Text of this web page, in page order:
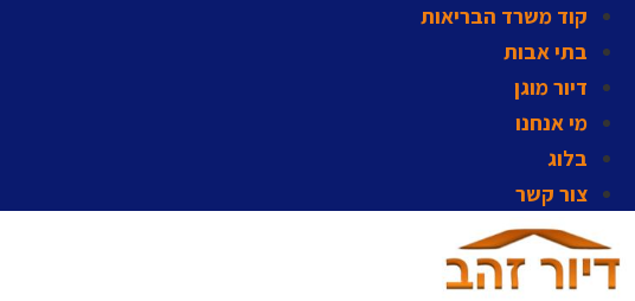
קוד משרד הבריאות
בתי אבות
דיור מוגן
מי אנחנו
בלוג
צור קשר